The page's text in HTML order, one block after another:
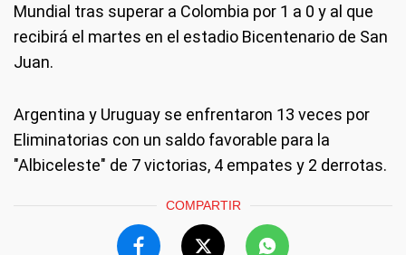
Mundial tras superar a Colombia por 1 a 0 y al que
recibirá el martes en el estadio Bicentenario de San
Juan.
Argentina y Uruguay se enfrentaron 13 veces por
Eliminatorias con un saldo favorable para la
"Albiceleste" de 7 victorias, 4 empates y 2 derrotas.
COMPARTIR